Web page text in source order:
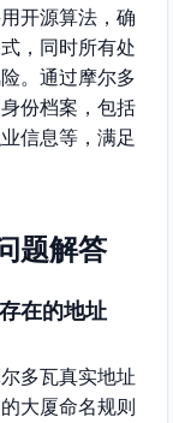
开源算法，确
，同时所有处
。通过摩尔多
份档案，包括
信息等，满足
题解答
在的地址
多瓦真实地址
大厦命名规则